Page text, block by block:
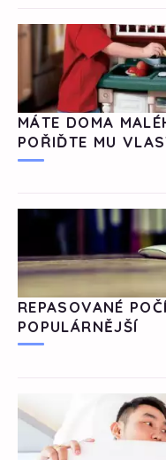
MÁTE DOMA
POŘIĎTE MU
REPASOVANÉ
POPULÁRNĚJŠÍ